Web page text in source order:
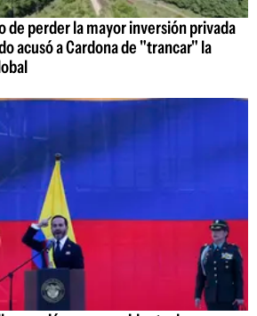
de perder la mayor inversión privada
acusó a Cardona de "trancar" la